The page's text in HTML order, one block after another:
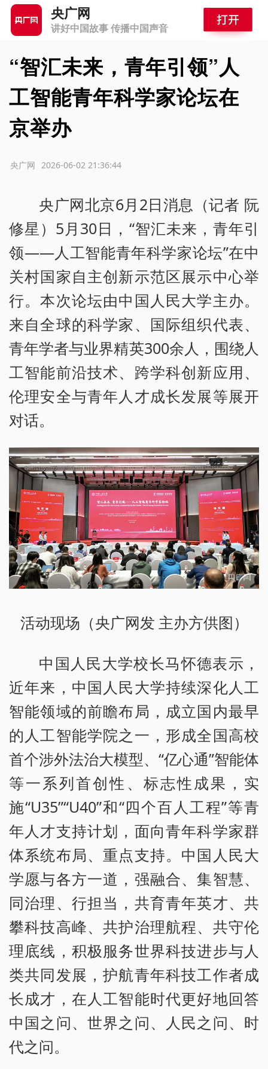
央广网
讲好中国故事 传播中国声音
“智汇未来，青年引领”人
工智能青年科学家论坛在
京举办
2026-06-02 21:36:44
央广网
央广网北京6月2日消息（记者 阮
修星）5月30日，“智汇未来，青年引
领——人工智能青年科学家论坛”在中
关村国家自主创新示范区展示中心举
行。本次论坛由中国人民大学主办。
来自全球的科学家、国际组织代表、
青年学者与业界精英300余人，围绕人
工智能前沿技术、跨学科创新应用、
伦理安全与青年人才成长发展等展开
对话。
活动现场（央广网发 主办方供图）
中国人民大学校长马怀德表示，
近年来，中国人民大学持续深化人工
智能领域的前瞻布局，成立国内最早
的人工智能学院之一，形成全国高校
首个涉外法治大模型、“亿心通”智能体
等一系列首创性、标志性成果，实
施“U35”“U40”和“四个百人工程”等青
年人才支持计划，面向青年科学家群
体系统布局、重点支持。中国人民大
学愿与各方一道，强融合、集智慧、
同治理、行担当，共育青年英才、共
攀科技高峰、共护治理航程、共守伦
理底线，积极服务世界科技进步与人
类共同发展，护航青年科技工作者成
长成才，在人工智能时代更好地回答
中国之问、世界之问、人民之问、时
代之问。